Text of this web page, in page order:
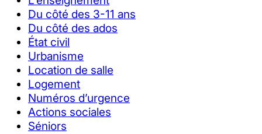
Du côté des 3-11 ans
Du côté des ados
État civil
Urbanisme
Location de salle
Logement
Numéros d’urgence
Actions sociales
Séniors